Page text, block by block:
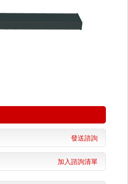
發送諮詢
加入諮詢清單